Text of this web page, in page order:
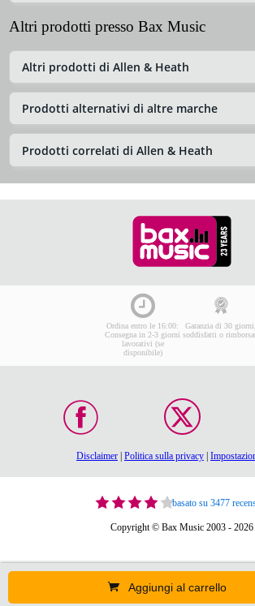
Altri prodotti presso Bax Music
Altri prodotti di Allen & Heath
Prodotti alternativi di altre marche
Prodotti correlati di Allen & Heath
Aggiungi al carrello
Ordina entro le 16:00:
Consegna in 2-3 giorni
lavorativi (se
disponibile)
Garanzia di 30 giorni,
soddisfatti o
Disclaimer | Politica sulla privacy |
basato su 3477
Copyright © Bax Music 2003 - 2026